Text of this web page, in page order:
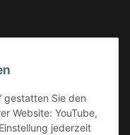
gestatten Sie den
Website: YouTube,
jederzeit